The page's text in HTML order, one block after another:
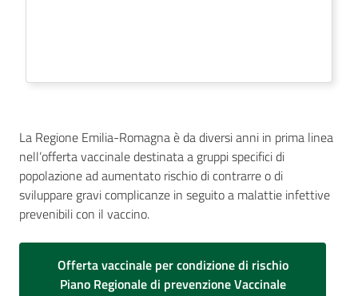
La Regione Emilia-Romagna è da diversi anni in prima linea
nell’offerta vaccinale destinata a gruppi specifici di
popolazione ad aumentato rischio di contrarre o di
sviluppare gravi complicanze in seguito a malattie infettive
prevenibili con il vaccino.
Offerta vaccinale per condizione di rischio
Piano Regionale di prevenzione Vaccinale